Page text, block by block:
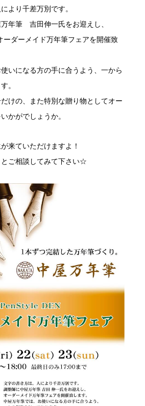
より千差万別です。
年筆 吉田伸一氏をお迎えし、
ーダーメイド万年筆フェアを開催致
いになる方の手に合うよう、一から
。
けの、また特別な贈り物としてオー
かがでしょうか。
来ていただけますよ！
ご相談してみて下さい☆